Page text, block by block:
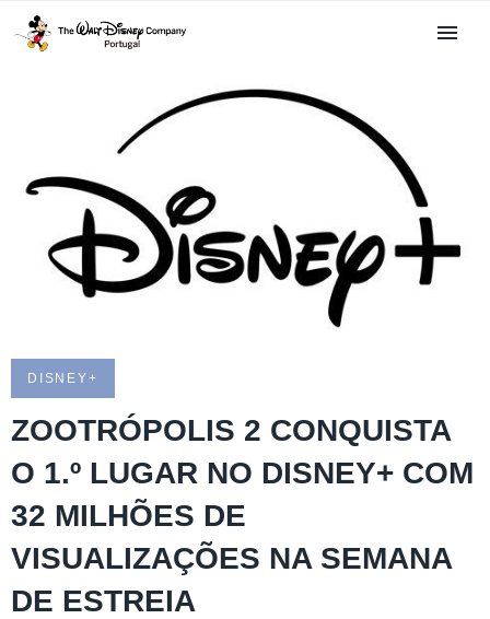
DISNEY+
ZOOTRÓPOLIS 2 CONQUISTA
O 1.º LUGAR NO DISNEY+ COM
32 MILHÕES DE
VISUALIZAÇÕES NA SEMANA
DE ESTREIA